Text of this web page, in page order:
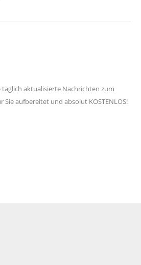
täglich aktualisierte Nachrichten zum
Sie aufbereitet und absolut KOSTENLOS!